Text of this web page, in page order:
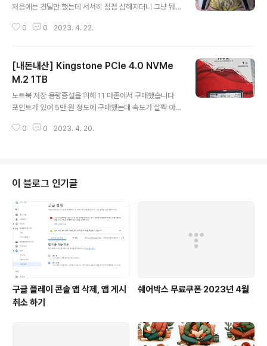
처음에는 견딜만 했는데 서서히 점점 심해지더니 그냥 둬
사야 되나 하다가 우연히 유튜브에서 발견한 수빈아빠 채
을 좋아하는 수빈아빠 입니다^___^ www.youtube.com
카톡을 통해 단가를 물어보니 새로 사는 것보다 수리하는
게 나을 것 같아 수리를 보냈습니다. 3,4 일 정도 걸려 수리
가 된 듀얼센스가 왔습니다. 1,2 주 사용한 결과 쏠림 없이
잘 동작하고 있네요 혹 듀얼센스 수리가 필요하신 분은 위
채널의 카톡 대화를 통해 수리를 맡겨 보시는 걸 추천..
0 0 2023. 4. 22.
[내돈내산] Kingstone PCIe 4.0 NVMe
M.2 1TB
노트북 저장 용량증설을 위해 11 마존에서 구매했습니다
포인트가 있어 5만 원 정도에 구매했는데 속도가 살짝 아
0 0 2023. 4. 20.
이 블로그 인기글
구글 플레이 콘솔 앱 삭제, 앱 게시
취소 하기
쉐어박스 무료쿠폰 2023년 4월